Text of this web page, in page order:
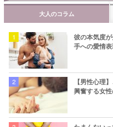
大人のコラム
彼の本気度
手への愛情
【男性心理
興奮する女